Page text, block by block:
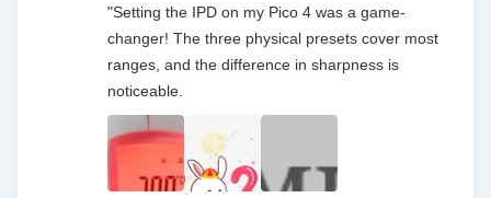
"Setting the IPD on my Pico 4 was a game-
changer! The three physical presets cover most
ranges, and the difference in sharpness is
noticeable.